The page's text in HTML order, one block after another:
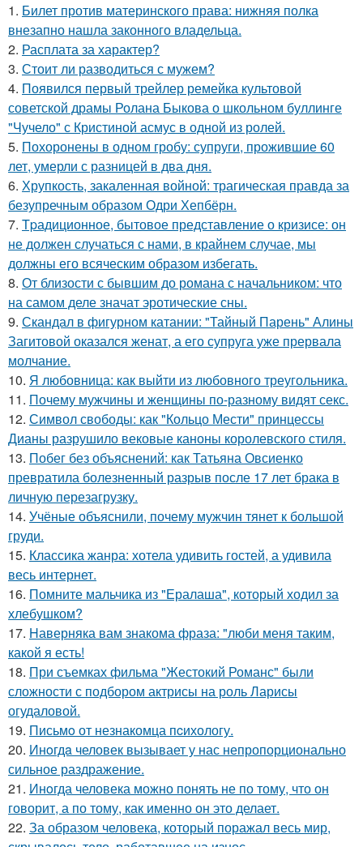
1. Билет против материнского права: нижняя полка
внезапно нашла законного владельца.
2. Расплата за характер?
3. Стоит ли разводиться с мужем?
4. Появился первый трейлер ремейка культовой
советской драмы Ролана Быкова о школьном буллинге
"Чучело" с Кристиной асмус в одной из ролей.
5. Похоронены в одном гробу: супруги, прожившие 60
лет, умерли с разницей в два дня.
6. Хрупкость, закаленная войной: трагическая правда за
безупречным образом Одри Хепбёрн.
7. Tpадиционное, бытовое представление о кризисе: он
не должен случаться с нами, в крайнем случае, мы
должны его всяческим образом избегать.
8. От близости с бывшим до романа с начальником: что
на самом деле значат эротические сны.
9. Скандал в фигурном катании: "Тайный Парень" Алины
Загитовой оказался женат, а его супруга уже прервала
молчание.
10. Я любовница: как выйти из любовного треугольника.
11. Почему мужчины и женщины по-разному видят секс.
12. Символ свободы: как "Кольцо Мести" принцессы
Дианы разрушило вековые каноны королевского стиля.
13. Побег без объяснений: как Татьяна Овсиенко
превратила болезненный разрыв после 17 лет брака в
личную перезагрузку.
14. Учёные объяснили, почему мужчин тянет к большой
груди.
15. Классика жанра: хотела удивить гостей, а удивила
весь интернет.
16. Помните мальчика из "Ералаша", который ходил за
хлебушком?
17. Hаверняка вам знакома фраза: "люби меня таким,
какой я есть!
18. При съемках фильма "Жестокий Романс" были
сложности с подбором актрисы на роль Ларисы
огудаловой.
19. Письмo от незнакомца пcихологу.
20. Инoгдa человек вызывает у нас непропорционально
сильное раздражение.
21. Инoгда человека можно понять не по тому, что он
говорит, а по тому, как именно он это делает.
22. За образом человека, который поражал весь мир,